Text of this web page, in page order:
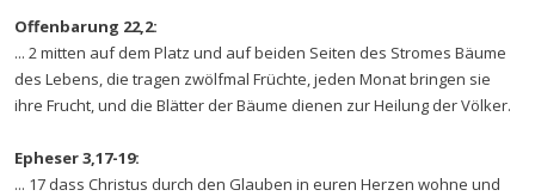
Offenbarung 22,2:
... 2 mitten auf dem Platz und auf beiden Seiten des Stromes Bäume
des Lebens, die tragen zwölfmal Früchte, jeden Monat bringen sie
ihre Frucht, und die Blätter der Bäume dienen zur Heilung der Völker.
Epheser 3,17-19:
... 17 dass Christus durch den Glauben in euren Herzen wohne und